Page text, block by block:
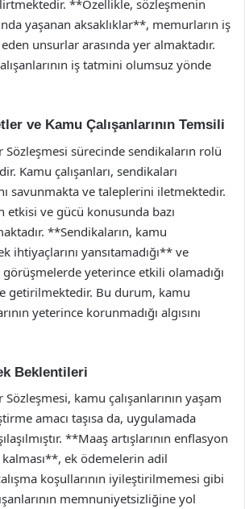
**Özellikle, sözleşmenin
yaşanan aksaklıklar**, memurların iş
unsurlar arasında yer almaktadır.
iş tatmini olumsuz yönde
ve Kamu Çalışanlarının Temsili
sürecinde sendikaların rolü
Kamu çalışanları, sendikaları
savunmakta ve taleplerini iletmektedir.
etkisi ve gücü konusunda bazı
**Sendikaların, kamu
ihtiyaçlarını yansıtamadığı** ve
yeterince etkili olamadığı
getirilmektedir. Bu durum, kamu
yeterince korunmadığı algısını
Beklentileri
kamu çalışanlarının yaşam
amacı taşısa da, uygulamada
**Maaş artışlarının enflasyon
kalması**, ek ödemelerin adil
koşullarının iyileştirilmemesi gibi
memnuniyetsizliğine yol